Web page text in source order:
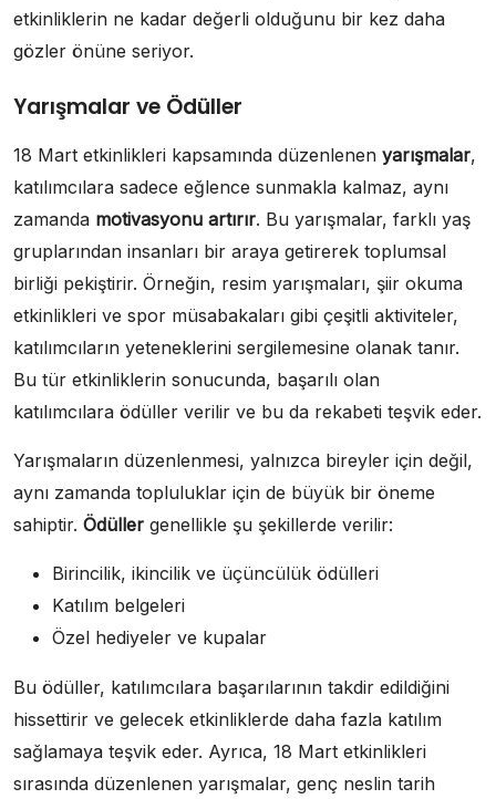
etkinliklerin ne kadar değerli olduğunu bir kez daha
gözler önüne seriyor.
Yarışmalar ve Ödüller
18 Mart etkinlikleri kapsamında düzenlenen yarışmalar,
katılımcılara sadece eğlence sunmakla kalmaz, aynı
zamanda motivasyonu artırır. Bu yarışmalar, farklı yaş
gruplarından insanları bir araya getirerek toplumsal
birliği pekiştirir. Örneğin, resim yarışmaları, şiir okuma
etkinlikleri ve spor müsabakaları gibi çeşitli aktiviteler,
katılımcıların yeteneklerini sergilemesine olanak tanır.
Bu tür etkinliklerin sonucunda, başarılı olan
katılımcılara ödüller verilir ve bu da rekabeti teşvik eder.
Yarışmaların düzenlenmesi, yalnızca bireyler için değil,
aynı zamanda topluluklar için de büyük bir öneme
sahiptir. Ödüller genellikle şu şekillerde verilir:
Birincilik, ikincilik ve üçüncülük ödülleri
Katılım belgeleri
Özel hediyeler ve kupalar
Bu ödüller, katılımcılara başarılarının takdir edildiğini
hissettirir ve gelecek etkinliklerde daha fazla katılım
sağlamaya teşvik eder. Ayrıca, 18 Mart etkinlikleri
sırasında düzenlenen yarışmalar, genç neslin tarih